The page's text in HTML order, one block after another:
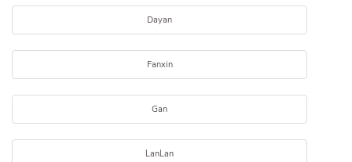
Dayan
Fanxin
Gan
LanLan